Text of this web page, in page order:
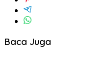
Baca Juga